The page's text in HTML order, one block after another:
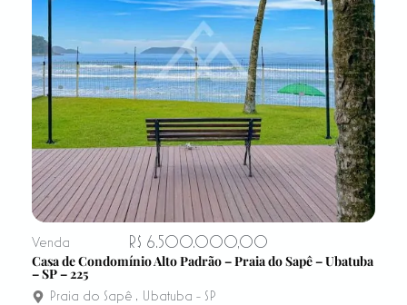
Venda
R$ 6.500.000,00
Casa de Condomínio Alto Padrão – Praia do Sapê – Ubatuba
– SP – 225
Praia do Sapê , Ubatuba - SP